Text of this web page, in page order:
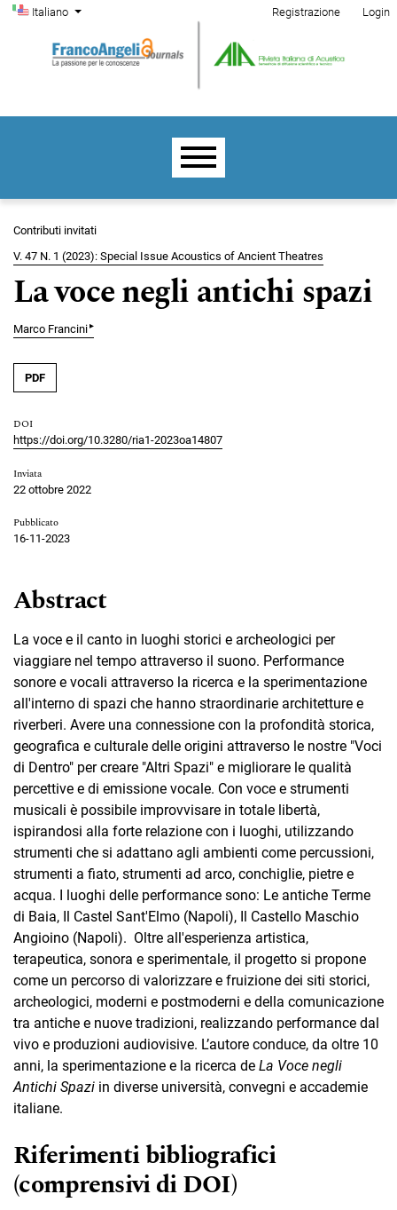
Salta al menu principale di navigazione
Salta al contenuto principale
Salta al piè di pagina del sito
Cambia la lingua. La lingua corrente è:
Italiano
Menu di amministrazione
Registrazione Login
Menu principale
Contributi invitati
V. 47 N. 1 (2023): Special Issue Acoustics of Ancient Theatres
La voce negli antichi spazi
Marco Francini▸
PDF
DOI
https://doi.org/10.3280/ria1-2023oa14807
Inviata
22 ottobre 2022
Pubblicato
16-11-2023
Abstract
La voce e il canto in luoghi storici e archeologici per
viaggiare nel tempo attraverso il suono. Performance
sonore e vocali attraverso la ricerca e la sperimentazione
all'interno di spazi che hanno straordinarie architetture e
riverberi. Avere una connessione con la profondità storica,
geografica e culturale delle origini attraverso le nostre "Voci
di Dentro" per creare "Altri Spazi" e migliorare le qualità
percettive e di emissione vocale. Con voce e strumenti
musicali è possibile improvvisare in totale libertà,
ispirandosi alla forte relazione con i luoghi, utilizzando
strumenti che si adattano agli ambienti come percussioni,
strumenti a fiato, strumenti ad arco, conchiglie, pietre e
acqua. I luoghi delle performance sono: Le antiche Terme
di Baia, Il Castel Sant'Elmo (Napoli), Il Castello Maschio
Angioino (Napoli). Oltre all'esperienza artistica,
terapeutica, sonora e sperimentale, il progetto si propone
come un percorso di valorizzare e fruizione dei siti storici,
archeologici, moderni e postmoderni e della comunicazione
tra antiche e nuove tradizioni, realizzando performance dal
vivo e produzioni audiovisive. L’autore conduce, da oltre 10
anni, la sperimentazione e la ricerca de La Voce negli
Antichi Spazi in diverse università, convegni e accademie
italiane.
Riferimenti bibliografici
(comprensivi di DOI)